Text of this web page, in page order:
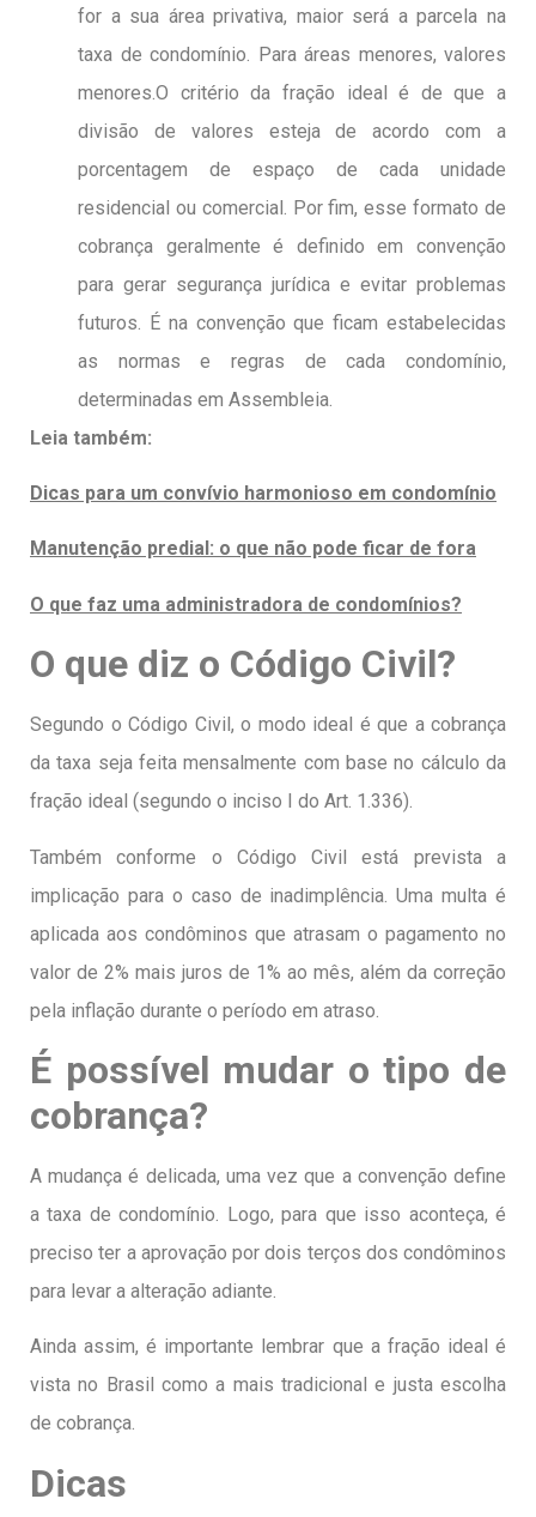
for a sua área privativa, maior será a parcela na
taxa de condomínio. Para áreas menores, valores
menores. O critério da fração ideal é de que a
divisão de valores esteja de acordo com a
porcentagem de espaço de cada unidade
residencial ou comercial. Por fim, esse formato de
cobrança geralmente é definido em convenção
para gerar segurança jurídica e evitar problemas
futuros. É na convenção que ficam estabelecidas
as normas e regras de cada condomínio,
determinadas em Assembleia.
Leia também:
Dicas para um convívio harmonioso em condomínio
Manutenção predial: o que não pode ficar de fora
O que faz uma administradora de condomínios?
O que diz o Código Civil?
Segundo o Código Civil, o modo ideal é que a cobrança
da taxa seja feita mensalmente com base no cálculo da
fração ideal (segundo o inciso I do Art. 1.336).
Também conforme o Código Civil está prevista a
implicação para o caso de inadimplência. Uma multa é
aplicada aos condôminos que atrasam o pagamento no
valor de 2% mais juros de 1% ao mês, além da correção
pela inflação durante o período em atraso.
É possível mudar o tipo de
cobrança?
A mudança é delicada, uma vez que a convenção define
a taxa de condomínio. Logo, para que isso aconteça, é
preciso ter a aprovação por dois terços dos condôminos
para levar a alteração adiante.
Ainda assim, é importante lembrar que a fração ideal é
vista no Brasil como a mais tradicional e justa escolha
de cobrança.
Dicas